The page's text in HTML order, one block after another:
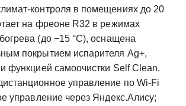
в помещениях до 20
на фреоне R32 в режимах
(до −15 °C), оснащена
покрытием испарителя Ag+,
функцией самоочистки Self Clean.
управление по Wi‑Fi
управление через Яндекс.Алису;